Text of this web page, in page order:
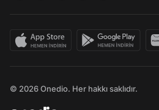
© 2026 Onedio. Her hakkı saklıdır.